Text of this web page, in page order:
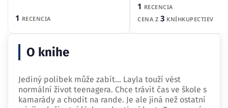
1 RECENCIA
1 RECENCIA
CENA Z 3 KNÍHKUPECTIEV
O knihe
Jediný polibek může zabít... Layla touží vést
normální život teenagera. Chce trávit čas ve škole s
kamarády a chodit na rande. Je ale jiná než ostatní